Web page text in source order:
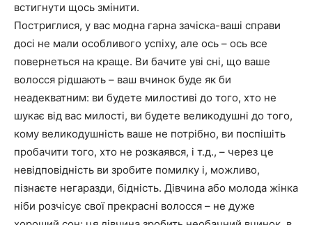
встигнути щось змінити.
Постриглися, у вас модна гарна зачіска-ваші справи
досі не мали особливого успіху, але ось – ось все
повернеться на краще. Ви бачите уві сні, що ваше
волосся рідшають – ваш вчинок буде як би
неадекватним: ви будете милостиві до того, хто не
шукає від вас милості, ви будете великодушні до того,
кому великодушність ваше не потрібно, ви поспішіть
пробачити того, хто не розкаявся, і т.д., – через це
невідповідність ви зробите помилку і, можливо,
пізнаєте негаразди, бідність. Дівчина або молода жінка
ніби розчісує свої прекрасні волосся – не дуже